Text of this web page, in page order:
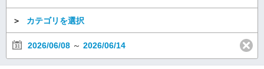
＞ カテゴリを選択
2026/06/08 ～ 2026/06/14